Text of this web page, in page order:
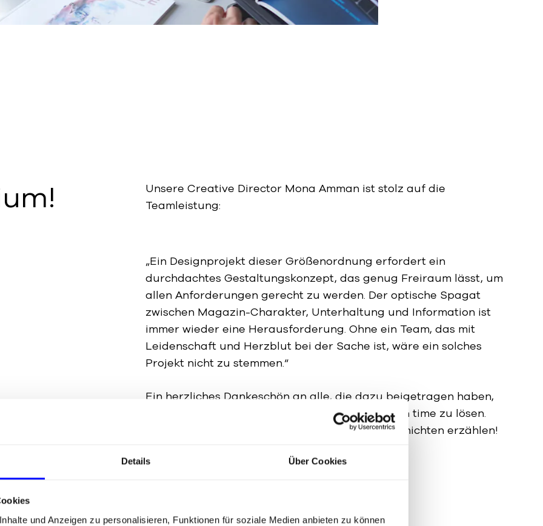
Details Über Cookies
und Anzeigen zu personalisieren, Funktionen für soziale Medien anbieten zu können
Unsere Creative Director Mona Amman ist stolz auf die
Teamleistung:
„Ein Designprojekt dieser Größenordnung erfordert ein
durchdachtes Gestaltungskonzept, das genug Freiraum lässt, um
allen Anforderungen gerecht zu werden. Der optische Spagat
zwischen Magazin-Charakter, Unterhaltung und Information ist
immer wieder eine Herausforderung. Ohne ein Team, das mit
Leidenschaft und Herzblut bei der Sache ist, wäre ein solches
Projekt nicht zu stemmen.“
Ein herzliches Dankeschön an alle, die dazu beigetragen haben,
diese Mammutaufgabe erneut so kreativ und on time zu lösen.
Lasst uns weiterhin zusammen großartige Geschichten erzählen!